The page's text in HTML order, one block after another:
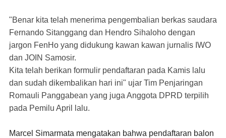
"Benar kita telah menerima pengembalian berkas saudara
Fernando Sitanggang dan Hendro Sihaloho dengan
jargon FenHo yang didukung kawan kawan jurnalis IWO
dan JOIN Samosir.
Kita telah berikan formulir pendaftaran pada Kamis lalu
dan sudah dikembalikan hari ini" ujar Tim Penjaringan
Romauli Panggabean yang juga Anggota DPRD terpilih
pada Pemilu April lalu.
Marcel Simarmata mengatakan bahwa pendaftaran balon